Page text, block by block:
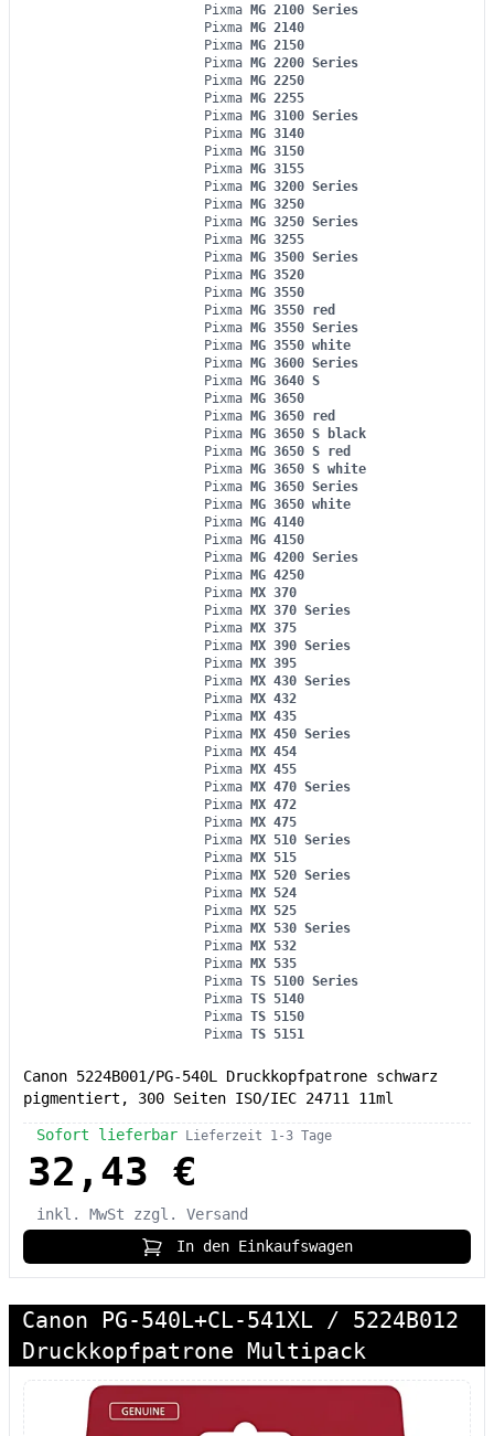
Pixma MG 2100 Series
Pixma MG 2140
Pixma MG 2150
Pixma MG 2200 Series
Pixma MG 2250
Pixma MG 2255
Pixma MG 3100 Series
Pixma MG 3140
Pixma MG 3150
Pixma MG 3155
Pixma MG 3200 Series
Pixma MG 3250
Pixma MG 3250 Series
Pixma MG 3255
Pixma MG 3500 Series
Pixma MG 3520
Pixma MG 3550
Pixma MG 3550 red
Pixma MG 3550 Series
Pixma MG 3550 white
Pixma MG 3600 Series
Pixma MG 3640 S
Pixma MG 3650
Pixma MG 3650 red
Pixma MG 3650 S black
Pixma MG 3650 S red
Pixma MG 3650 S white
Pixma MG 3650 Series
Pixma MG 3650 white
Pixma MG 4140
Pixma MG 4150
Pixma MG 4200 Series
Pixma MG 4250
Pixma MX 370
Pixma MX 370 Series
Pixma MX 375
Pixma MX 390 Series
Pixma MX 395
Pixma MX 430 Series
Pixma MX 432
Pixma MX 435
Pixma MX 450 Series
Pixma MX 454
Pixma MX 455
Pixma MX 470 Series
Pixma MX 472
Pixma MX 475
Pixma MX 510 Series
Pixma MX 515
Pixma MX 520 Series
Pixma MX 524
Pixma MX 525
Pixma MX 530 Series
Pixma MX 532
Pixma MX 535
Pixma TS 5100 Series
Pixma TS 5140
Pixma TS 5150
Pixma TS 5151
Canon 5224B001/PG-540L Druckkopfpatrone schwarz
pigmentiert, 300 Seiten ISO/IEC 24711 11ml
Sofort lieferbar Lieferzeit 1-3 Tage
32,43 €
inkl. MwSt
zzgl. Versand
In den Einkaufswagen
Canon PG-540L+CL-541XL / 5224B012
Druckkopfpatrone Multipack